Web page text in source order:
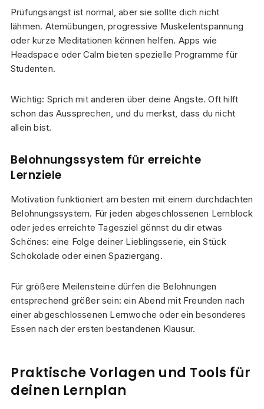
Prüfungsangst ist normal, aber sie sollte dich nicht
lähmen. Atemübungen, progressive Muskelentspannung
oder kurze Meditationen können helfen. Apps wie
Headspace oder Calm bieten spezielle Programme für
Studenten.
Wichtig: Sprich mit anderen über deine Ängste. Oft hilft
schon das Aussprechen, und du merkst, dass du nicht
allein bist.
Belohnungssystem für erreichte
Lernziele
Motivation funktioniert am besten mit einem durchdachten
Belohnungssystem. Für jeden abgeschlossenen Lernblock
oder jedes erreichte Tagesziel gönnst du dir etwas
Schönes: eine Folge deiner Lieblingsserie, ein Stück
Schokolade oder einen Spaziergang.
Für größere Meilensteine dürfen die Belohnungen
entsprechend größer sein: ein Abend mit Freunden nach
einer abgeschlossenen Lernwoche oder ein besonderes
Essen nach der ersten bestandenen Klausur.
Praktische Vorlagen und Tools für
deinen Lernplan